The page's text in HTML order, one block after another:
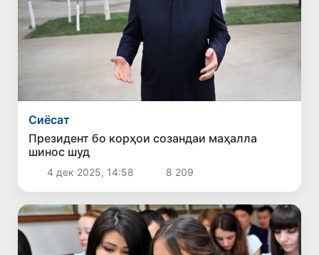
Сиёсат
Президент бо корҳои созандаи маҳалла
шинос шуд
4 дек 2025, 14:58 8 209